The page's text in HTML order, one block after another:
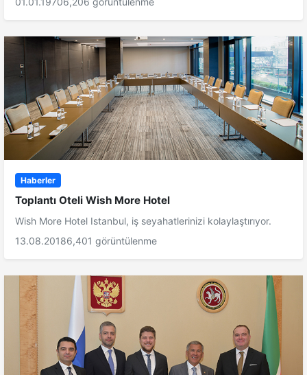
Haberler
Toplantı Oteli Wish More Hotel
Wish More Hotel Istanbul, iş seyahatlerinizi kolaylaştırıyor.
13.08.20186,401 görüntülenme